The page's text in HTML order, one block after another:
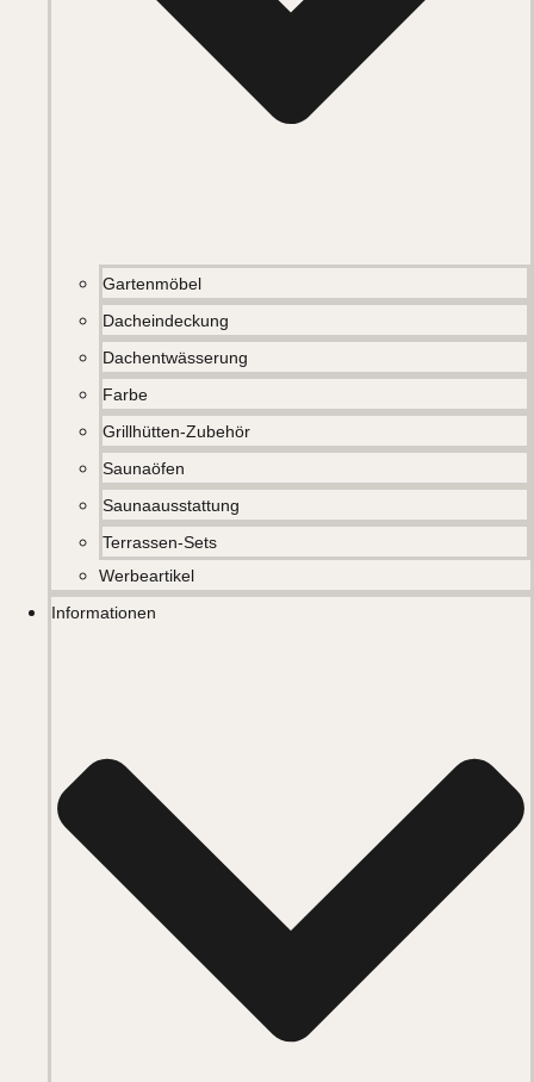
Gartenmöbel
Dacheindeckung
Dachentwässerung
Farbe
Grillhütten-Zubehör
Saunaöfen
Saunaausstattung
Terrassen-Sets
Werbeartikel
Informationen